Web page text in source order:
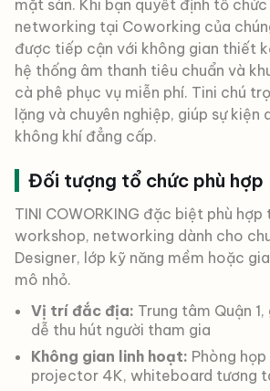
mặt sàn. Khi bạn quyết định tổ
networking tại Coworking của
được tiếp cận với không gian thiết
hệ thống âm thanh tiêu chuẩn và
cà phê phục vụ miễn phí. Tini chú
lặng và chuyên nghiệp, giúp sự kiện
không khí đẳng cấp.
Đối tượng tổ chức phù hợp
TINI COWORKING đặc biệt phù hợp
workshop, networking dành cho
Designer, lớp kỹ năng mềm hoặc
mô nhỏ.
Vị trí đắc địa: Trung tâm Quận
dễ thu hút người tham gia
Không gian linh hoạt: Phòng
projector 4K, whiteboard tương